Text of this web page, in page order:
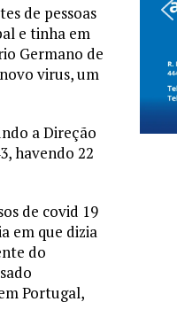
de pessoas
e tinha em
Germano de
virus, um
a Direção
havendo 22
de covid 19
em que dizia
do
Portugal,